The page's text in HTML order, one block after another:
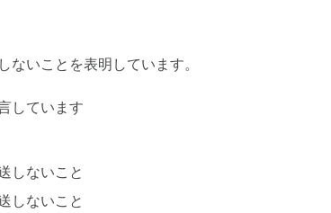
いことを表明しています。
しています
しないこと
しないこと